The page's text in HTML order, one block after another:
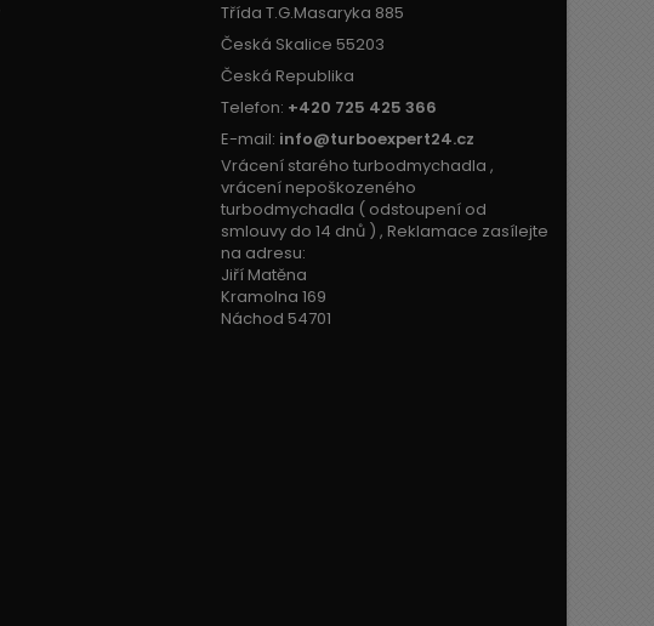
Třída T.G.Masaryka 885
Česká Skalice 55203
Česká Republika
Telefon: +420 725 425 366
E-mail: info@turboexpert24.cz
Vrácení starého turbodmychadla ,
vrácení nepoškozeného
turbodmychadla ( odstoupení od
smlouvy do 14 dnů ) , Reklamace zasílejte
na adresu:
Jiří Matěna
Kramolna 169
Náchod 54701